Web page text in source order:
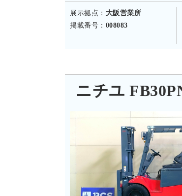
展示拠点： 大阪営業所
掲載番号： 008083
ニチユ